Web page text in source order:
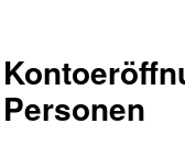
Personen